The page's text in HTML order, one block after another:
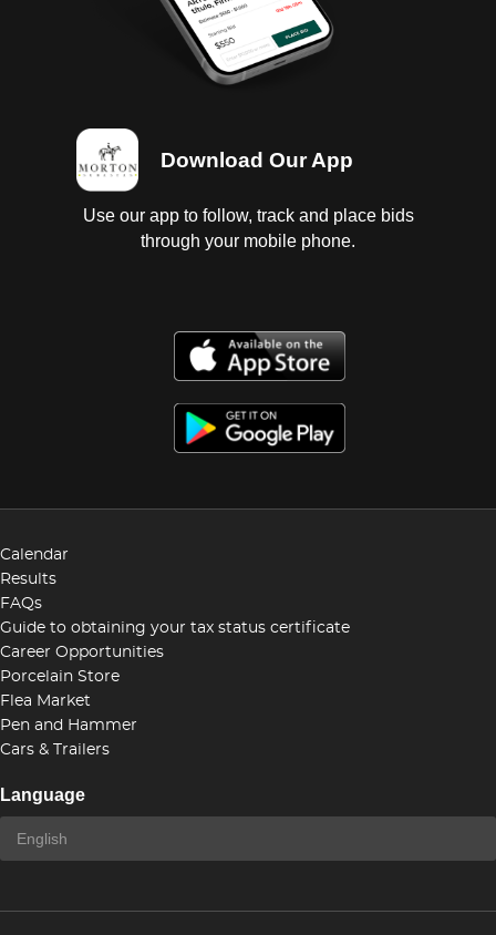
Download Our App
Use our app to follow, track and place bids
through your mobile phone.
Calendar
Results
FAQs
Guide to obtaining your tax status certificate
Career Opportunities
Porcelain Store
Flea Market
Pen and Hammer
Cars & Trailers
Language